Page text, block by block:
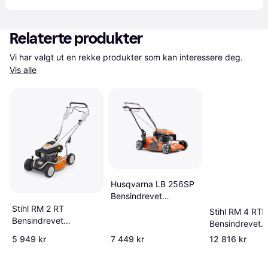
Relaterte produkter
Vis alle
Stihl RM 2 RT
Bensindrevet
5 949 kr
Husqvarna LB 256SP
Bensindrevet
7 449 kr
Stihl RM 4 RTP
Bensindrevet
gressklipper
12 816 kr